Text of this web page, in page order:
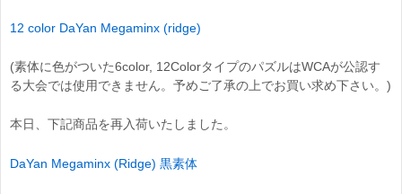
12 color DaYan Megaminx (ridge)
(素体に色がついた6color, 12ColorタイプのパズルはWCAが公認す
る大会では使用できません。予めご了承の上でお買い求め下さい。)
本日、下記商品を再入荷いたしました。
DaYan Megaminx (Ridge) 黒素体